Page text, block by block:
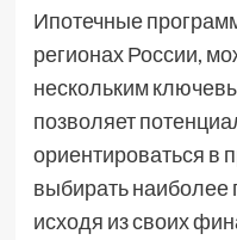
Ипотечные
регионах России,
нескольким
позволяет
ориентироваться в
выбирать
исходя из своих